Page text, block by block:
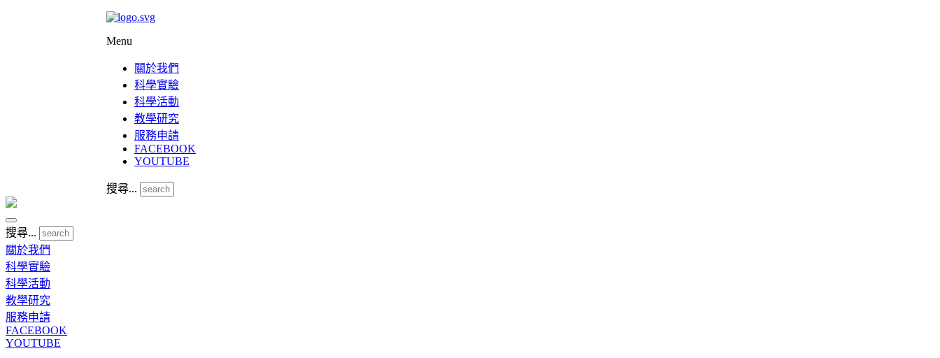
Menu
關於我們
科學實驗
科學活動
教學研究
服務申請
FACEBOOK
YOUTUBE
搜尋...
搜尋...
關於我們
科學實驗
科學活動
教學研究
服務申請
FACEBOOK
YOUTUBE